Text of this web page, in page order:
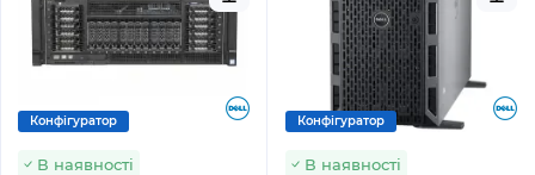
Конфігуратор
В наявності
Конфігуратор
В наявності